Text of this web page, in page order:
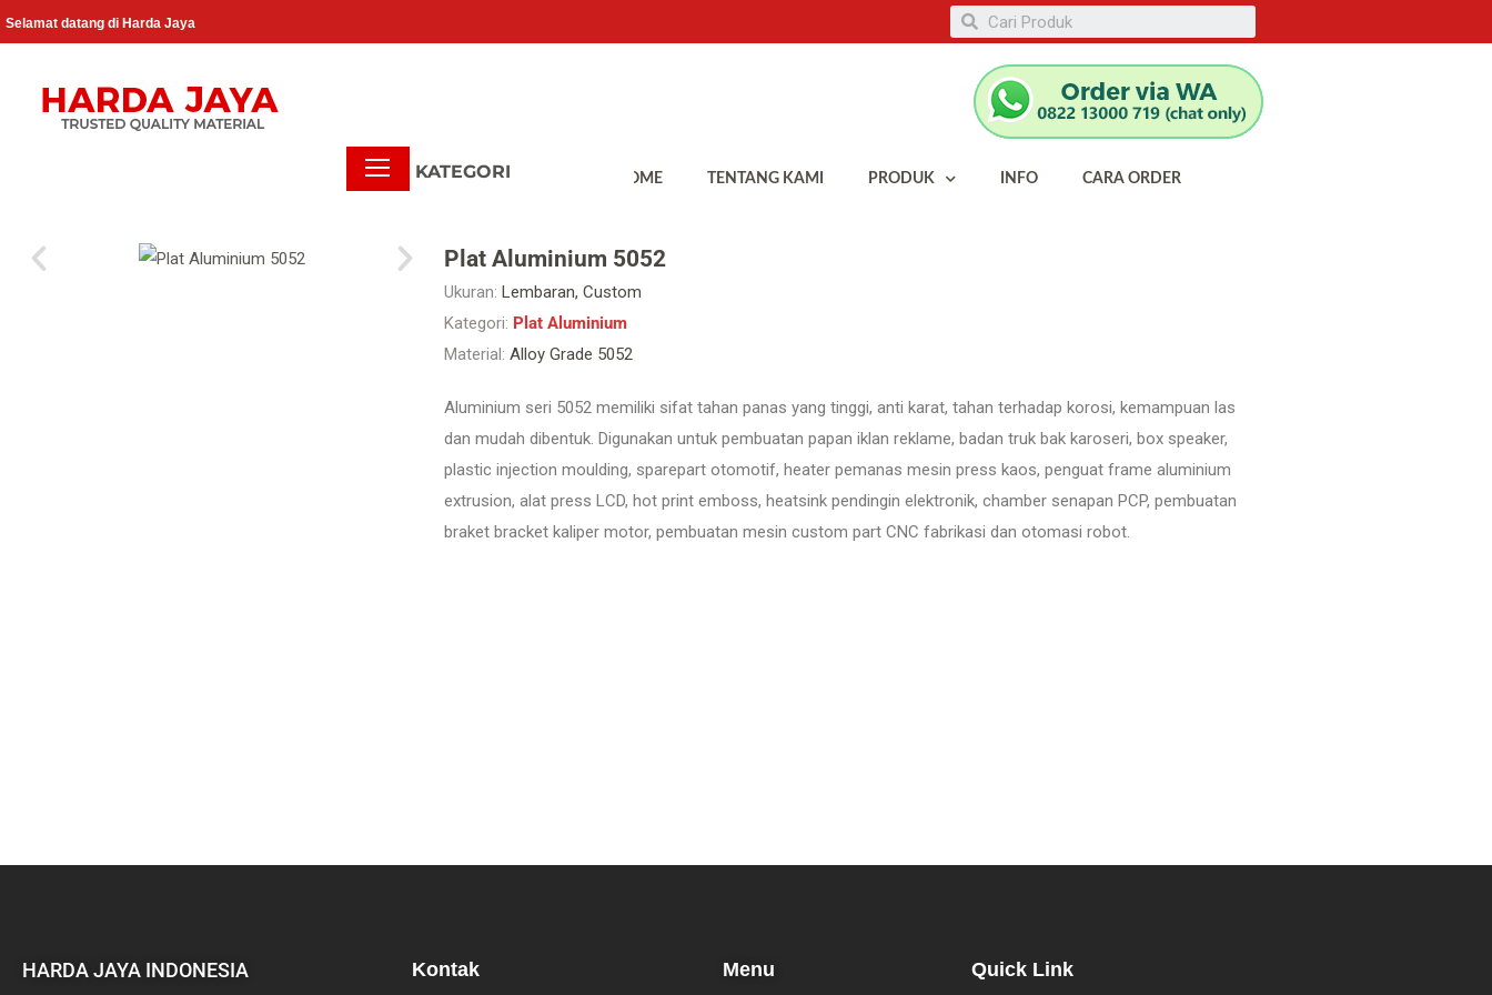
Selamat datang di Harda Jaya
HOME TENTANG KAMI PRODUK INFO CARA ORDER
Plat Aluminium 5052
Ukuran: Lembaran, Custom
Kategori: Plat Aluminium
Material: Alloy Grade 5052
Aluminium seri 5052 memiliki sifat tahan panas yang tinggi, anti karat, tahan terhadap korosi, kemampuan las
dan mudah dibentuk. Digunakan untuk pembuatan papan iklan reklame, badan truk bak karoseri, box speaker,
plastic injection moulding, sparepart otomotif, heater pemanas mesin press kaos, penguat frame aluminium
extrusion, alat press LCD, hot print emboss, heatsink pendingin elektronik, chamber senapan PCP, pembuatan
braket bracket kaliper motor, pembuatan mesin custom part CNC fabrikasi dan otomasi robot.
HARDA JAYA INDONESIA Kontak Menu Quick Link